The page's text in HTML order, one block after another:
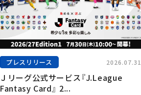
プレスリリース 2026.07.31
Ｊリーグ公式サービス『J.League
Fantasy Card』 2...